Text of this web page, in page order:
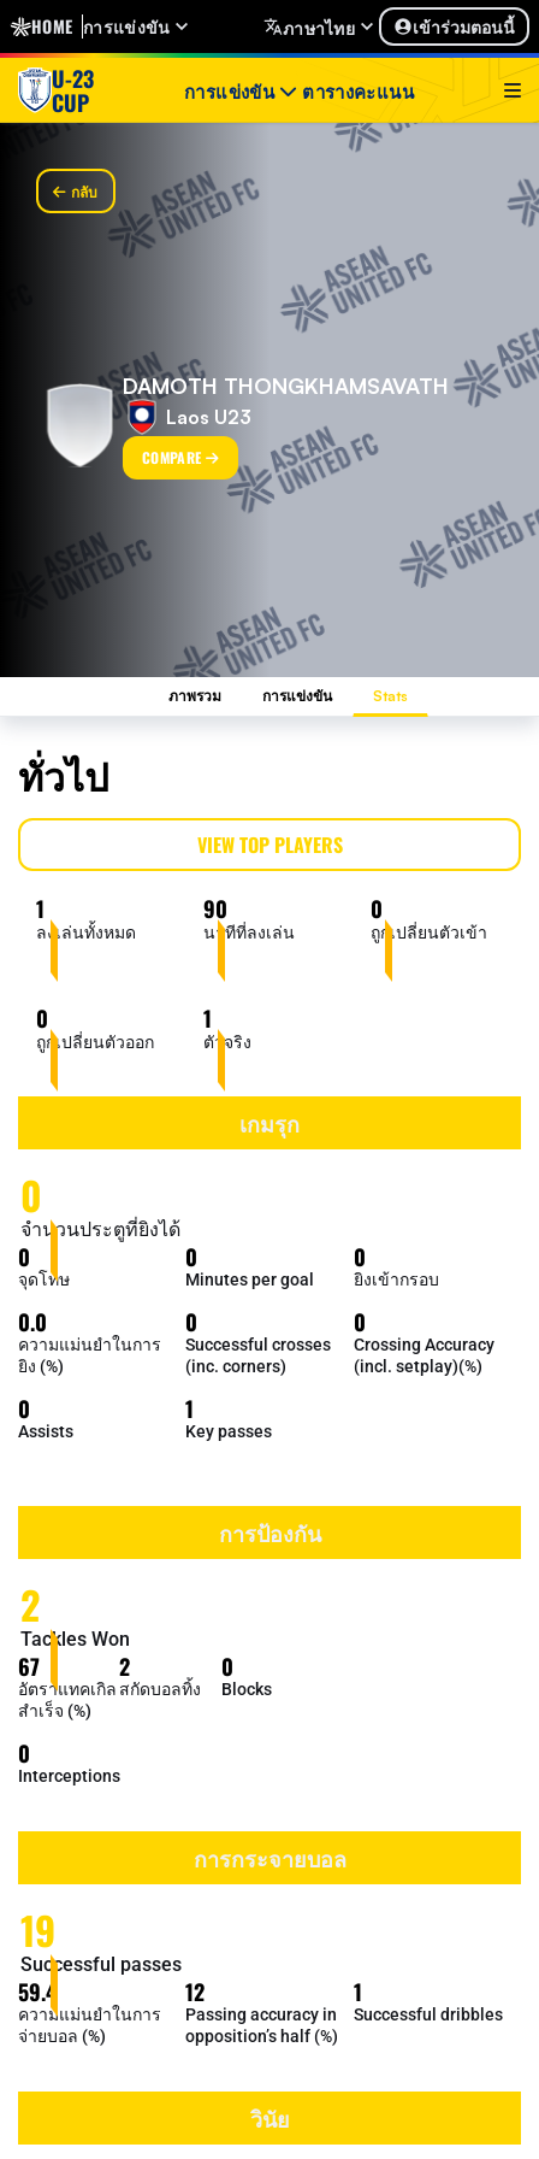
HOME การแข่งขัน ภาษาไทย เข้าร่วมตอนนี้
U-23
CUP การแข่งขัน ตารางคะแนน
กลับ
DAMOTH THONGKHAMSAVATH
Laos U23
COMPARE
ภาพรวม การแข่งขัน Stats
ทั่วไป
VIEW TOP PLAYERS
1
ลงเล่นทั้งหมด
90
นาทีที่ลงเล่น
0
ถูกเปลี่ยนตัวเข้า
0
ถูกเปลี่ยนตัวออก
1
ตัวจริง
เกมรุก
0
จำนวนประตูที่ยิงได้
0
จุดโทษ
0
Minutes per goal
0
ยิงเข้ากรอบ
0.0
ความแม่นยำในการ
ยิง (%)
0
Successful crosses
(inc. corners)
0
Crossing Accuracy
(incl. setplay)(%)
0
Assists
1
Key passes
การป้องกัน
2
Tackles Won
67
อัตราแทคเกิล
สำเร็จ (%)
2
สกัดบอลทิ้ง
0
Blocks
0
Interceptions
การกระจายบอล
19
Successful passes
59.4
ความแม่นยำในการ
จ่ายบอล (%)
12
Passing accuracy in
opposition’s half (%)
1
Successful dribbles
วินัย